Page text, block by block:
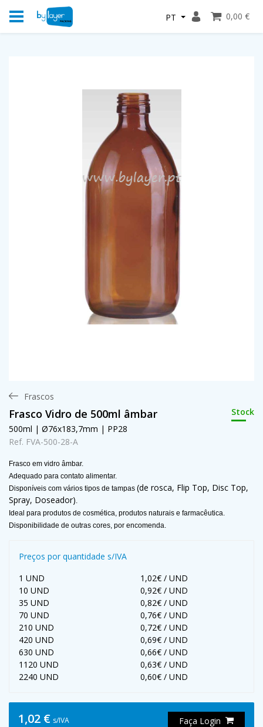
PT 0,00 €
Frascos
Frasco Vidro de 500ml âmbar
Stock
500ml | Ø76x183,7mm | PP28
Ref. FVA-500-28-A
Frasco em vidro âmbar.
Adequado para contato alimentar.
Disponíveis com vários tipos de tampas (de rosca, Flip Top, Disc Top,
Spray, Doseador).
Ideal para produtos de cosmética, produtos naturais e farmacêutica.
Disponibilidade de outras cores, por encomenda.
Preços por quantidade s/IVA
1 UND
1,02€ / UND
10 UND
0,92€ / UND
35 UND
0,82€ / UND
70 UND
0,76€ / UND
210 UND
0,72€ / UND
420 UND
0,69€ / UND
630 UND
0,66€ / UND
1120 UND
0,63€ / UND
2240 UND
0,60€ / UND
1,02 € s/IVA Faça Login